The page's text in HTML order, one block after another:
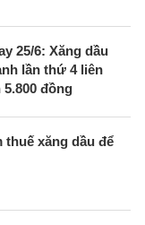
25/6: Xăng dầu
lần thứ 4 liên
đồng
thuế xăng dầu để